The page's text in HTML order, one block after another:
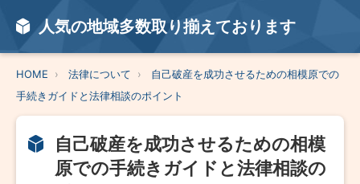
人気の地域多数取り揃えております
HOME 法律について
自己破産を成功させるための相模原での
手続きガイドと法律相談のポイント
自己破産を成功させるための相模
原での手続きガイドと法律相談の